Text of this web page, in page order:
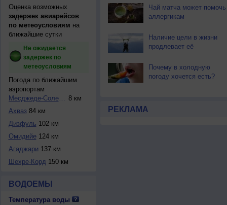
Оценка возможных
задержек авиарейсов
по метеоусловиям на
ближайшие сутки
Не ожидается
задержек по
метеоусловиям
Погода по ближайшим
аэропортам
Месджеде-Солейман 8 км
Ахваз 84 км
Дизфуль 102 км
Омидийе124 км
Агаджари 137 км
Шехре-Корд 150 км
ВОДОЕМЫ
Температура воды
Чай матча может помочь
аллергикам
Наличие цели в жизни
продлевает её
Почему в холодную
погоду хочется есть?
РЕКЛАМА